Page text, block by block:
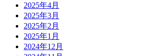
2025年4月
2025年3月
2025年2月
2025年1月
2024年12月